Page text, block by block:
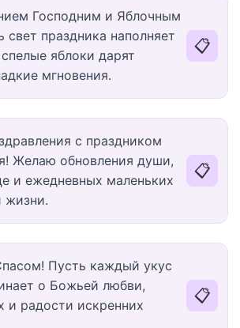
Господним и Яблочным
праздника наполняет
яблоки дарят
мгновения.
📋
с праздником
Желаю обновления души,
и ежедневных маленьких
жизни.
📋
Пусть каждый укус
о Божьей любви,
и радости искренних
📋